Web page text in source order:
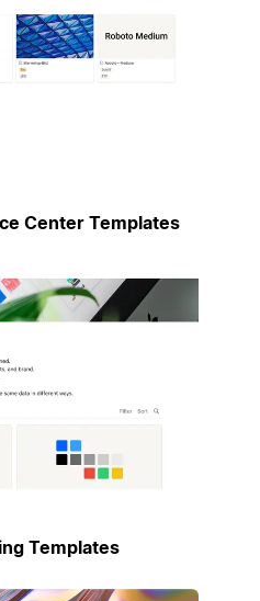
Center Templates
Templates